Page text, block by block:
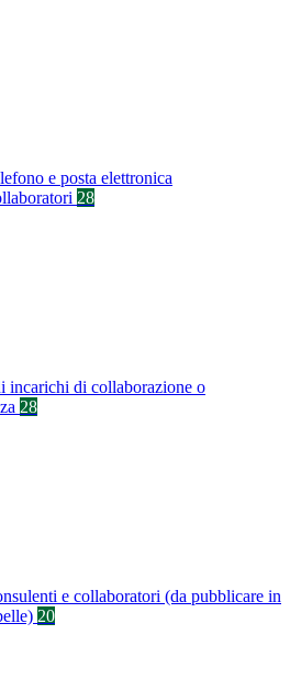
e posta elettronica
28
incarichi di collaborazione o
28
e collaboratori (da pubblicare in
20